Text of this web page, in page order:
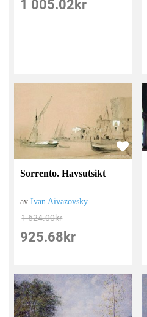
1 005.02 kr
Sorrento. Havsutsikt
avIvan Aivazovsky
1 624.00kr
925.68 kr